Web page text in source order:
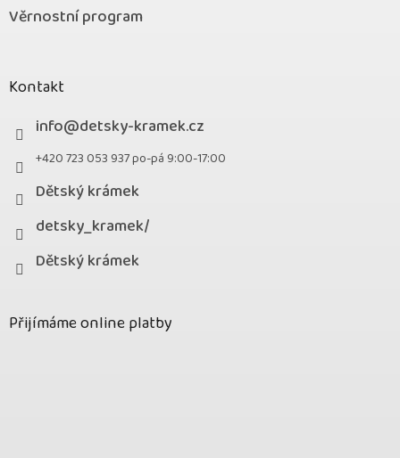
Věrnostní program
Kontakt
info@detsky-kramek.cz
+420 723 053 937 po-pá 9:00-17:00
Dětský krámek
detsky_kramek/
Dětský krámek
Přijímáme online platby